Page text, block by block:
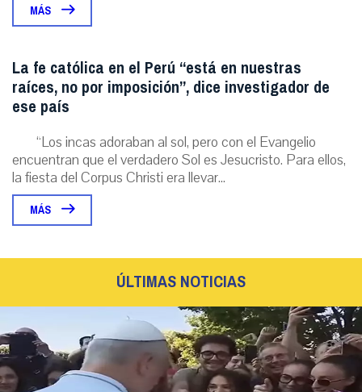
MÁS
La fe católica en el Perú “está en nuestras
raíces, no por imposición”, dice investigador de
ese país
“Los incas adoraban al sol, pero con el Evangelio
encuentran que el verdadero Sol es Jesucristo. Para ellos,
la fiesta del Corpus Christi era llevar...
MÁS
ÚLTIMAS NOTICIAS